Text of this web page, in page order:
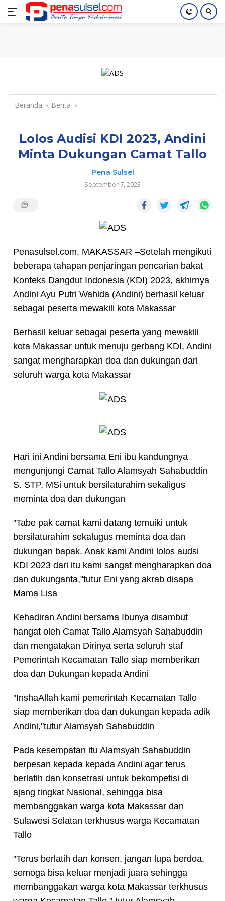
Langsung
Home Nasional Pendidikan Index
Beranda Berita
Lolos Audisi KDI 2023, Andini
Minta Dukungan Camat Tallo
Pena Sulsel
September 7, 2023
Penasulsel.com, MAKASSAR –Setelah mengikuti
beberapa tahapan penjaringan pencarian bakat
Konteks Dangdut Indonesia (KDI) 2023, akhirnya
Andini Ayu Putri Wahida (Andini) berhasil keluar
sebagai peserta mewakili kota Makassar
Berhasil keluar sebagai peserta yang mewakili
kota Makassar untuk menuju gerbang KDI, Andini
sangat mengharapkan doa dan dukungan dari
seluruh warga kota Makassar
Hari ini Andini bersama Eni ibu kandungnya
mengunjungi Camat Tallo Alamsyah Sahabuddin
S. STP, MSi untuk bersilaturahim sekaligus
meminta doa dan dukungan
"Tabe pak camat kami datang temuiki untuk
bersilaturahim sekalugus meminta doa dan
dukungan bapak. Anak kami Andini lolos audsi
KDI 2023 dari itu kami sangat mengharapkan doa
dan dukunganta,"tutur Eni yang akrab disapa
Mama Lisa
Kehadiran Andini bersama Ibunya disambut
hangat oleh Camat Tallo Alamsyah Sahabuddin
dan mengatakan Dirinya serta seluruh staf
Pemerintah Kecamatan Tallo siap memberikan
doa dan Dukungan kepada Andini
"InshaAllah kami pemerintah Kecamatan Tallo
siap memberikan doa dan dukungan kepada adik
Andini,"tutur Alamsyah Sahabuddin
Pada kesempatan itu Alamsyah Sahabuddin
berpesan kepada kepada Andini agar terus
berlatih dan konsetrasi untuk bekompetisi di
ajang tingkat Nasional, sehingga bisa
membanggakan warga kota Makassar dan
Sulawesi Selatan terkhusus warga Kecamatan
Tallo
"Terus berlatih dan konsen, jangan lupa berdoa,
semoga bisa keluar menjadi juara sehingga
membanggakan warga kota Makassar terkhusus